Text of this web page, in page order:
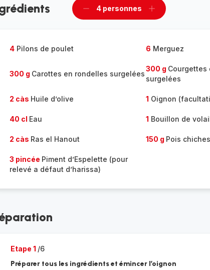
Supprimer
4 personnes
Ajouter
4Pilons de poulet 6 Merguez
300 g Carottes en rondelles surgelées
300 g Courgettes
surgelées
2 càs Huile d’olive 1 Oignon
40 cl Eau 1 Bouillon de
2 càs Ras el Hanout 150 g Pois
3 pincée Piment d’Espelette (pour
relevé a défaut d’harissa)
Etape 1 /6
Préparer tous les ingrédients et émincer l’oignon